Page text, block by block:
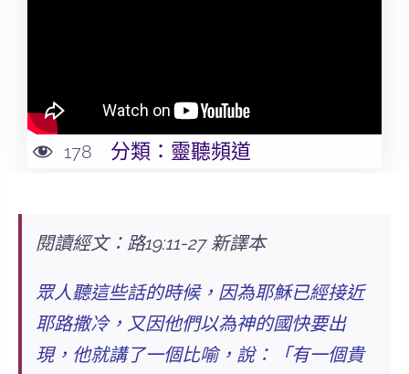
178 分類： 靈聽頻道
閱讀經文：路19:11-27 新譯本
眾人聽這些話的時候，因為耶穌已經接近
耶路撒冷，又因他們以為神的國快要出
現，他就講了一個比喻，說：「有一個貴